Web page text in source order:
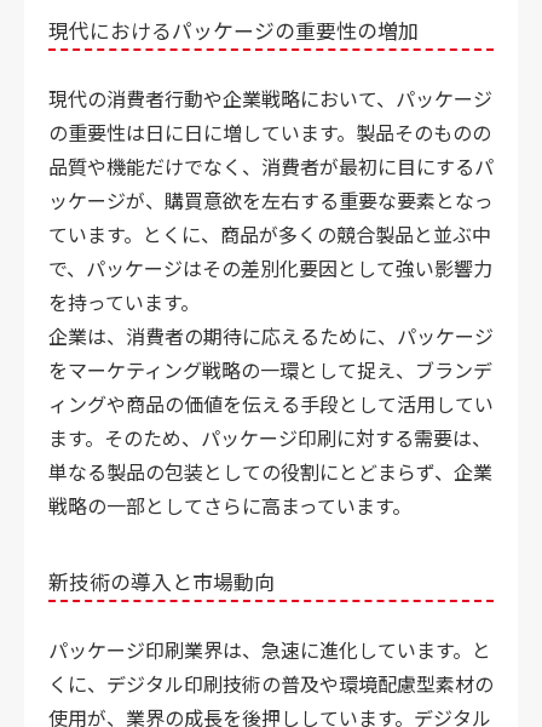
現代におけるパッケージの重要性の増加
現代の消費者行動や企業戦略において、パッケージ
の重要性は日に日に増しています。製品そのものの
品質や機能だけでなく、消費者が最初に目にするパ
ッケージが、購買意欲を左右する重要な要素となっ
ています。とくに、商品が多くの競合製品と並ぶ中
で、パッケージはその差別化要因として強い影響力
を持っています。
企業は、消費者の期待に応えるために、パッケージ
をマーケティング戦略の一環として捉え、ブランデ
ィングや商品の価値を伝える手段として活用してい
ます。そのため、パッケージ印刷に対する需要は、
単なる製品の包装としての役割にとどまらず、企業
戦略の一部としてさらに高まっています。
新技術の導入と市場動向
パッケージ印刷業界は、急速に進化しています。と
くに、デジタル印刷技術の普及や環境配慮型素材の
使用が、業界の成長を後押ししています。デジタル